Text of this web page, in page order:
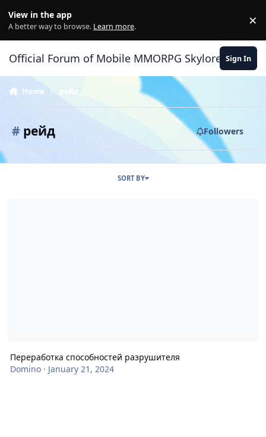
View in the app
A better way to browse. Learn more. ×
Official Forum of Mobile MMORPG Skylore Sign In
Home рейд
# рейд Followers
SORT BY
Переработка способностей разрушителя
Domino· January 21, 2024